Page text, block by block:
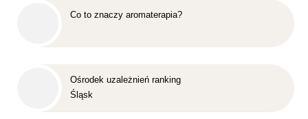
Co to znaczy aromaterapia?
Ośrodek uzależnień ranking
Śląsk